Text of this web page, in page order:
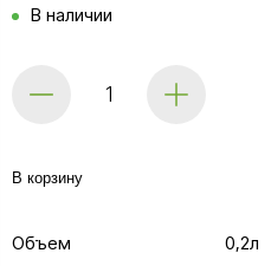
В наличии
В корзину
Объем 0,2л